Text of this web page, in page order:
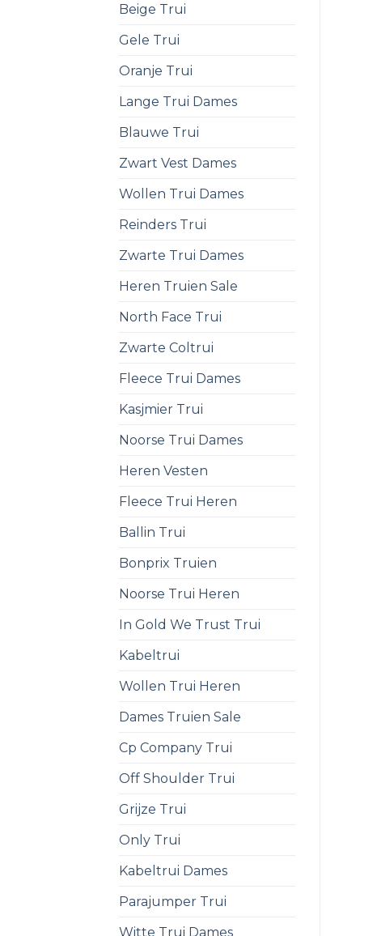
Beige Trui
Gele Trui
Oranje Trui
Lange Trui Dames
Blauwe Trui
Zwart Vest Dames
Wollen Trui Dames
Reinders Trui
Zwarte Trui Dames
Heren Truien Sale
North Face Trui
Zwarte Coltrui
Fleece Trui Dames
Kasjmier Trui
Noorse Trui Dames
Heren Vesten
Fleece Trui Heren
Ballin Trui
Bonprix Truien
Noorse Trui Heren
In Gold We Trust Trui
Kabeltrui
Wollen Trui Heren
Dames Truien Sale
Cp Company Trui
Off Shoulder Trui
Grijze Trui
Only Trui
Kabeltrui Dames
Parajumper Trui
Witte Trui Dames